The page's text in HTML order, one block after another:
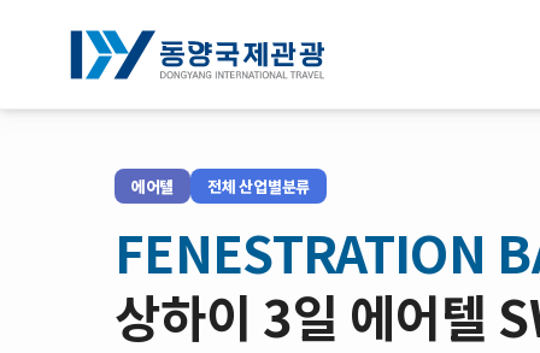
에어텔 전체 산업별분류
FENESTRATION
상하이 3일 에어텔